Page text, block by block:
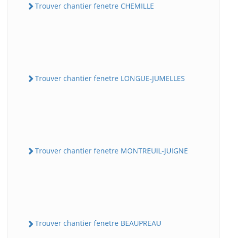
Trouver chantier fenetre CHEMILLE
Trouver chantier fenetre LONGUE-JUMELLES
Trouver chantier fenetre MONTREUIL-JUIGNE
Trouver chantier fenetre BEAUPREAU